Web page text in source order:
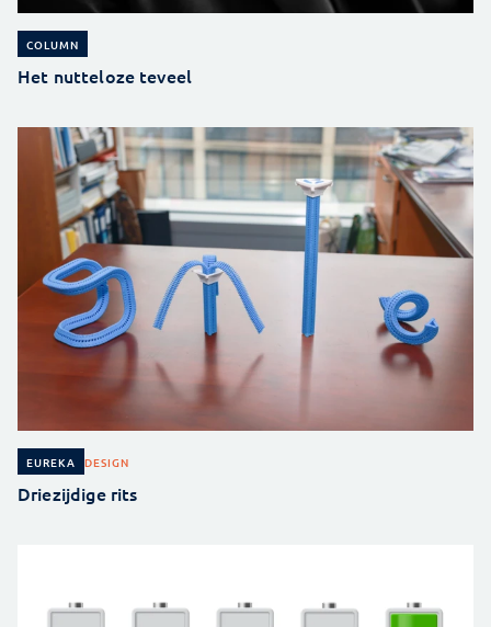
COLUMN
Het nutteloze teveel
EUREKA DESIGN
Driezijdige rits